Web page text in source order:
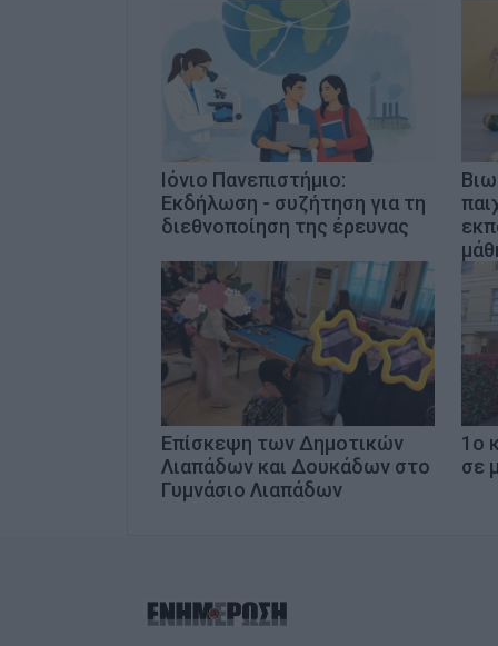
Ιόνιο Πανεπιστήμιο:
Εκδήλωση - συζήτηση για τη
διεθνοποίηση της έρευνας
Επίσκεψη των Δημοτικών
Λιαπάδων και Δουκάδων στο
Γυμνάσιο Λιαπάδων
1ο
σε